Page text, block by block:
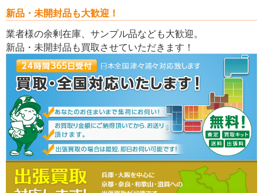
新品・未開封品も大歓迎！
業者様の余剰在庫、サンプル品なども大歓迎。
新品・未開封品も買取させていただきます！